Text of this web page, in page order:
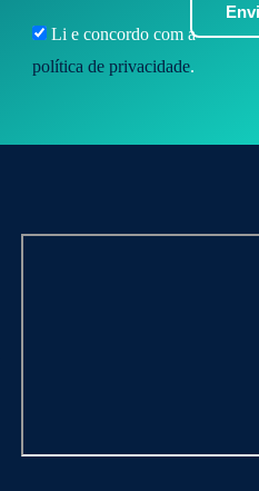
Li e concordo com a
política de privacidade.